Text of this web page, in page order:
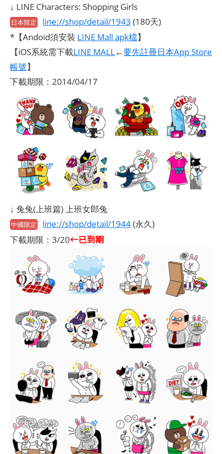
↓ LINE Characters: Shopping Girls
日本限定 line://shop/detail/1943 (180天)
*【Andoid須安裝 LINE Mall apk檔】
【iOS系統需下載LINE MALL←要先註冊日本App Store
帳號】
下載期限：2014/04/17
↓ 兔兔(上班篇) 上班女郎兔
中國限定 line://shop/detail/1944(永久)
下載期限：3/20←已到期